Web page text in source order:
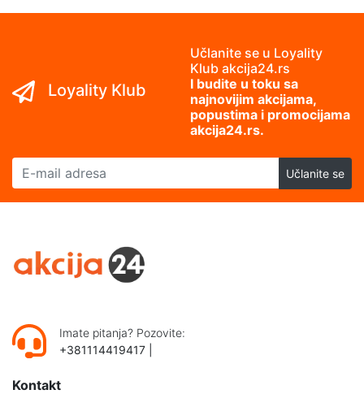
Loyality Klub
Učlanite se u Loyality
Klub akcija24.rs
I budite u toku sa
najnovijim akcijama,
popustima i promocijama
akcija24.rs.
E-mail adresa
Učlanite se
Imate pitanja? Pozovite:
+381114419417
Kontakt